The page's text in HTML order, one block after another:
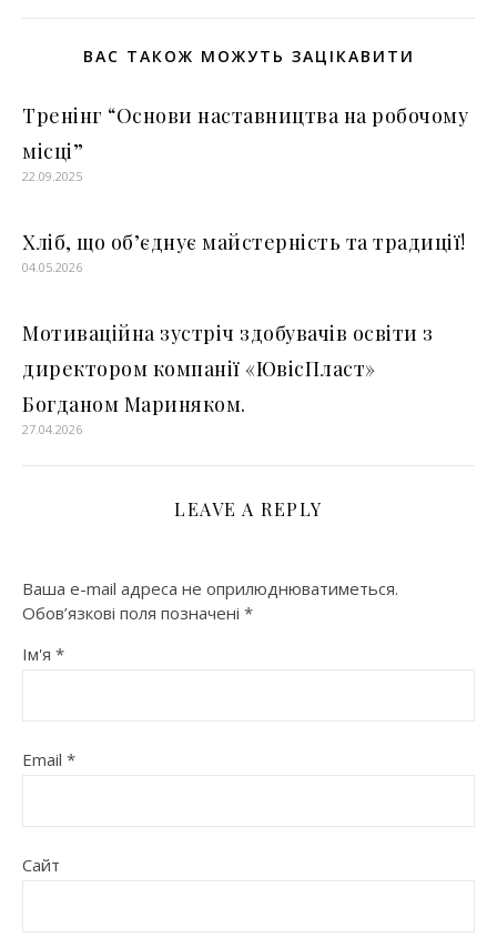
ВАС ТАКОЖ МОЖУТЬ ЗАЦІКАВИТИ
Тренінг “Основи наставництва на робочому
місці”
22.09.2025
Хліб, що об’єднує майстерність та традиції!
04.05.2026
Мотиваційна зустріч здобувачів освіти з
директором компанії «ЮвісПласт»
Богданом Мариняком.
27.04.2026
LEAVE A REPLY
Ваша e-mail адреса не оприлюднюватиметься.
Обов’язкові поля позначені *
Ім'я *
Email *
Сайт